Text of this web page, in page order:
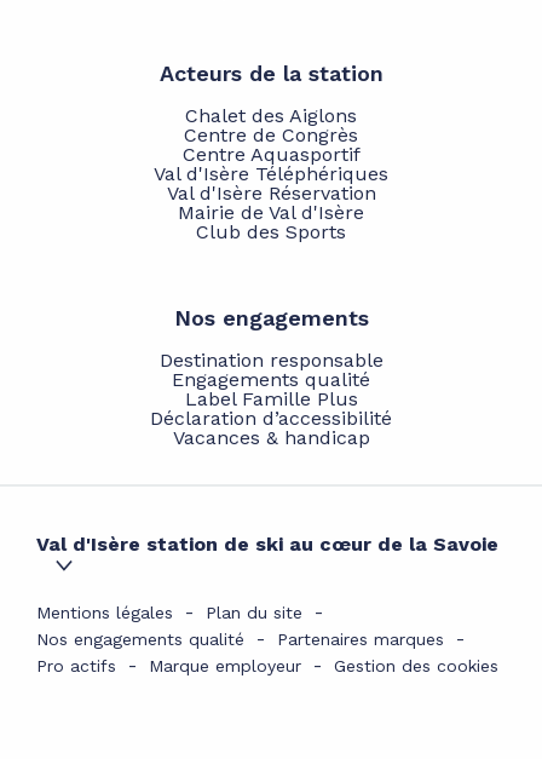
Acteurs de la station
Chalet des Aiglons
Centre de Congrès
Centre Aquasportif
Val d'Isère Téléphériques
Val d'Isère Réservation
Mairie de Val d'Isère
Club des Sports
Nos engagements
Destination responsable
Engagements qualité
Label Famille Plus
Déclaration d’accessibilité
Vacances & handicap
Val d'Isère station de ski au cœur de la Savoie
Mentions légales
Plan du site
Nos engagements qualité
Partenaires marques
Pro actifs
Marque employeur Gestion des cookies